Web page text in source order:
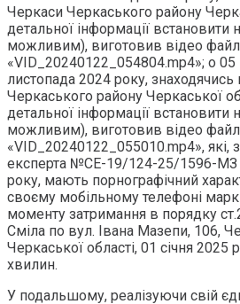
Черкаси Черкаського району
детальної інформації встановити
можливим), виготовив відео
«VID_20240122_054804.mp4»; о 05
листопада 2024 року,
Черкаського району Черкаської
детальної інформації встановити
можливим), виготовив відео
«VID_20240122_055010.mp4», які,
експерта №СЕ-19/124-25/1596-МЗ
року, мають порнографічний
своєму мобільному телефоні
моменту затримання в порядку
Сміла по вул. Івана Мазепи, 106,
Черкаської області, 01 січня 2025
хвилин.
У подальшому, реалізуючи свій